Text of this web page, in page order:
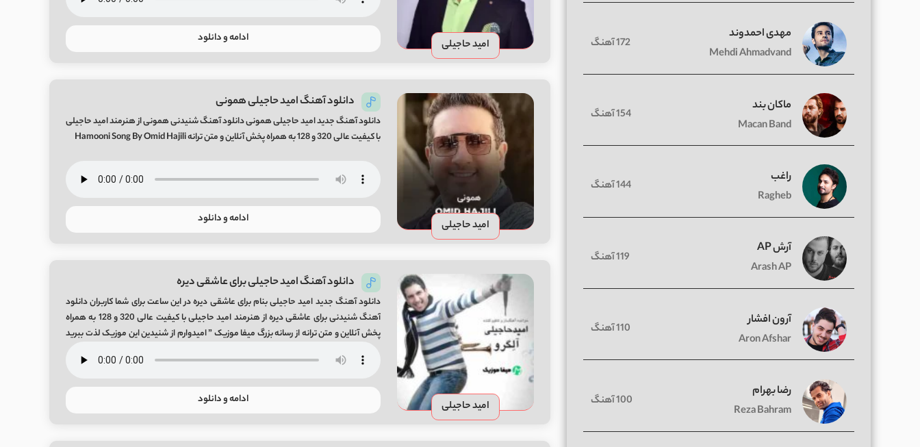
امید حاجیلی ادامه و دانلود
امید حاجیلی
دانلود آهنگ امید حاجیلی همونی
دانلود آهنگ جدید امید حاجیلی همونی دانلود آهنگ شنیدنی همونی از هنرمند امید حاجیلی
با کیفیت عالی 320 و 128 به همراه پخش آنلاین و متن ترانه Hamooni Song By Omid Hajili
ادامه و دانلود
امید حاجیلی
دانلود آهنگ امید حاجیلی برای عاشقی دیره
دانلود آهنگ جدید امید حاجیلی بنام برای عاشقی دیره در این ساعت برای شما کاربران دانلود
آهنگ شنیدنی برای عاشقی دیره از هنرمند امید حاجیلی با کیفیت عالی 320 و 128 به همراه
پخش آنلاین و متن ترانه از رسانه بزرگ میفا موزیک ” امیدوارم از شنیدین این موزیک لذت ببرید
ادامه و دانلود
مهدی احمدوند
Mehdi Ahmadvand
172 آهنگ
ماکان بند
Macan Band
154 آهنگ
راغب
Ragheb
144 آهنگ
آرش AP
Arash AP
119 آهنگ
آرون افشار
Aron Afshar
110 آهنگ
رضا بهرام
Reza Bahram
100 آهنگ